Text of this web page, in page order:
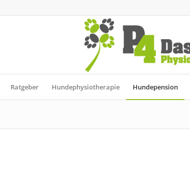
Ratgeber Hundephysiotherapie Hundepension